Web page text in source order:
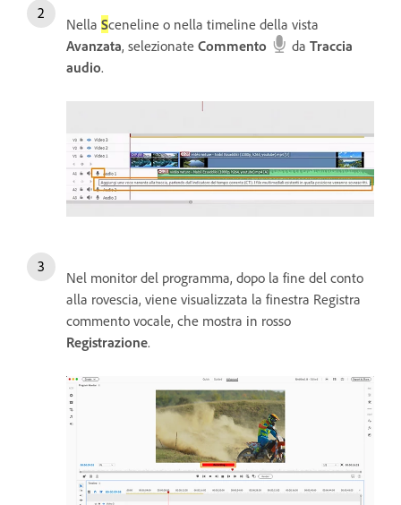
Nella Sceneline o nella timeline della vista
Avanzata, selezionate Commento da Traccia
audio.
Nel monitor del programma, dopo la fine del conto
alla rovescia, viene visualizzata la finestra Registra
commento vocale, che mostra in rosso
Registrazione.